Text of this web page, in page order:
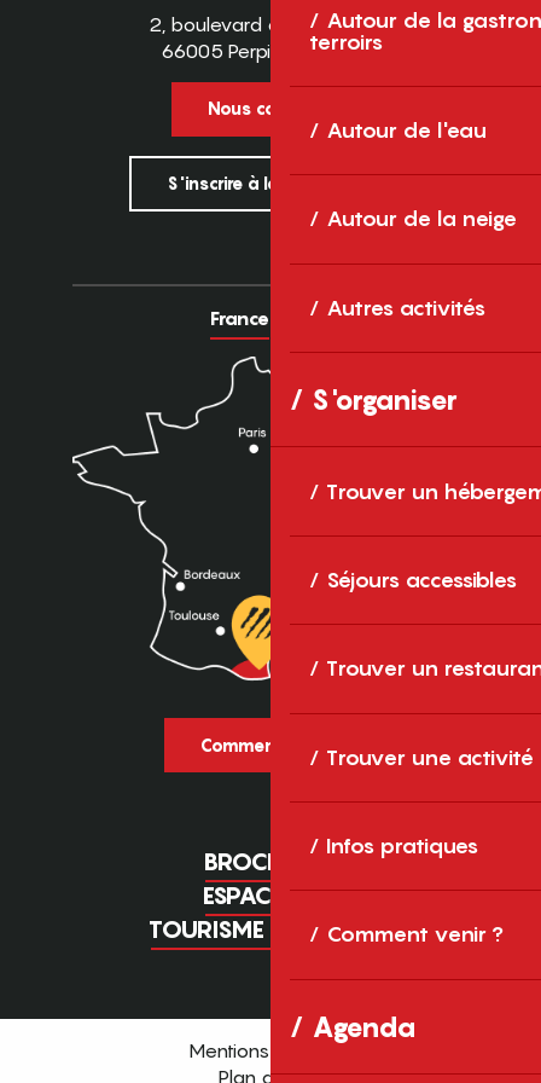
Autour de la
terroirs
Autour de l'eau
Autour de la neige
Autres activités
S'organiser
Trouver un
Séjours accessibles
Trouver un
Trouver une activité
Infos pratiques
Comment venir ?
Agenda
2, boulevard des Pyrénées
66005 Perpignan Cedex
Nous contacter
S'inscrire à la newsletter
France Europe
Comment venir ?
BROCHURES
ESPACE PRO
TOURISME D'AFFAIRES
Mentions légales
Plan du site